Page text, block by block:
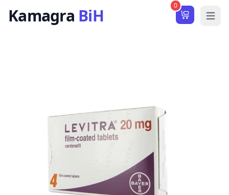
Kamagra BiH Notifications
0
Open